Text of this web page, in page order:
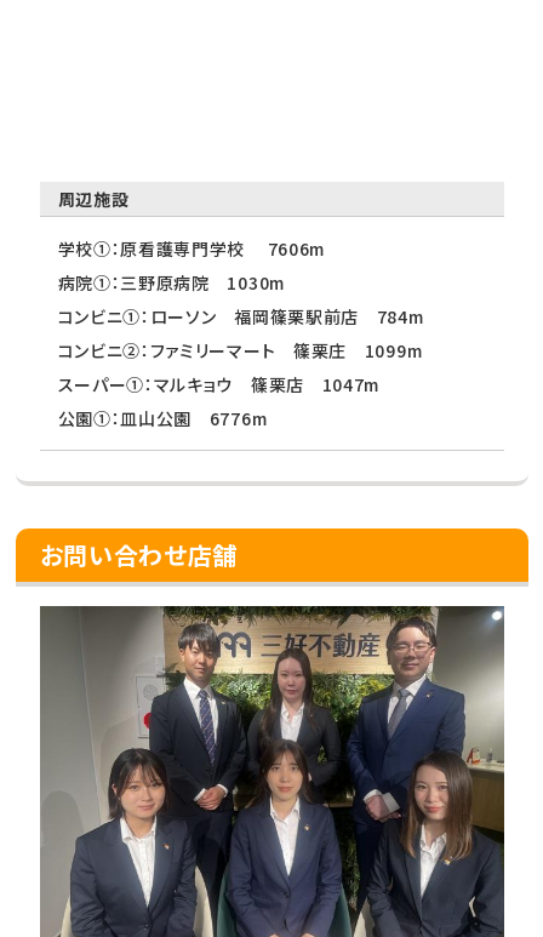
周辺施設
学校①：原看護専門学校 7606m
病院①：三野原病院 1030m
コンビニ①：ローソン 福岡篠栗駅前店 784m
コンビニ②：ファミリーマート 篠栗庄 1099m
スーパー①：マルキョウ 篠栗店 1047m
公園①：皿山公園 6776m
お問い合わせ店舗